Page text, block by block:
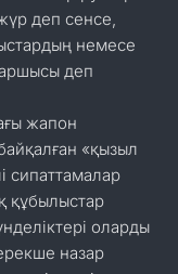
деп сенсе,
немесе
деп
жапон
«қызыл
сипаттамалар
құбылыстар
оларды
назар